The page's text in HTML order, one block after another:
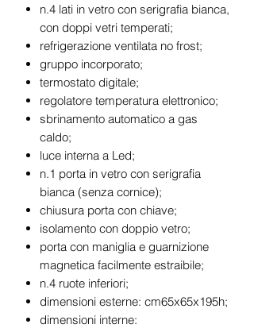
n.4 lati in vetro con serigrafia bianca,
con doppi vetri temperati;
refrigerazione ventilata no frost;
gruppo incorporato;
termostato digitale;
regolatore temperatura elettronico;
sbrinamento automatico a gas
caldo;
luce interna a Led;
n.1 porta in vetro con serigrafia
bianca (senza cornice);
chiusura porta con chiave;
isolamento con doppio vetro;
porta con maniglia e guarnizione
magnetica facilmente estraibile;
n.4 ruote inferiori;
dimensioni esterne: cm65x65x195h;
dimensioni interne: